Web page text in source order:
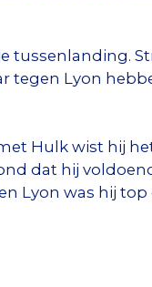
tussenlanding.
tegen Lyon
Hulk wist hij
dat hij
Lyon was hij